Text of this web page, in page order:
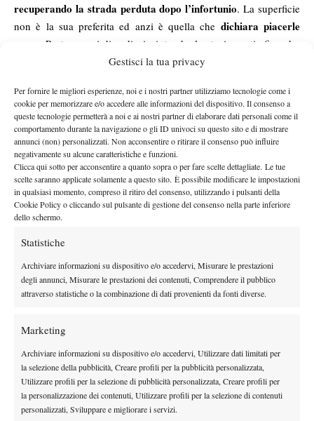
Gestisci la tua privacy
Per fornire le migliori esperienze, noi e i nostri partner utilizziamo tecnologie come i
cookie per memorizzare e/o accedere alle informazioni del dispositivo. Il consenso a
queste tecnologie permetterà a noi e ai nostri partner di elaborare dati personali come il
comportamento durante la navigazione o gli ID univoci su questo sito e di mostrare
annunci (non) personalizzati. Non acconsentire o ritirare il consenso può influire
negativamente su alcune caratteristiche e funzioni.
Clicca qui sotto per acconsentire a quanto sopra o per fare scelte dettagliate. Le tue
scelte saranno applicate solamente a questo sito. È possibile modificare le impostazioni
in qualsiasi momento, compreso il ritiro del consenso, utilizzando i pulsanti della
Cookie Policy o cliccando sul pulsante di gestione del consenso nella parte inferiore
dello schermo.
Statistiche
Archiviare informazioni su dispositivo e/o accedervi, Misurare le prestazioni
degli annunci, Misurare le prestazioni dei contenuti, Comprendere il pubblico
attraverso statistiche o la combinazione di dati provenienti da fonti diverse.
Marketing
Archiviare informazioni su dispositivo e/o accedervi, Utilizzare dati limitati per
la selezione della pubblicità, Creare profili per la pubblicità personalizzata,
Utilizzare profili per la selezione di pubblicità personalizzata, Creare profili per
la personalizzazione dei contenuti, Utilizzare profili per la selezione di contenuti
personalizzati, Sviluppare e migliorare i servizi.
recuperando la strada perduta dopo l’infortunio. La superficie
non è la sua preferita ed anzi è quella che dichiara piacerle
. Purtroppo si dice dispiaciuta che la stagione stia finendo,
poiché sta trovando buoni risultati in un momento di forma
ripren
de la
parol
a e
nel
fratte
mpo
sono
in
Kirsten Flipkens e Denisa Allertova. Non ce ne vogliano, ma
riusciti a seguirle come avremmo voluto
ottima forma e che il suo gioco migliora partita dopo partita.
L’avversaria di oggi era ben diversa da quella di ieri, la
Wozniacki,ma la stanchezza accumulata ieri contro la
Strycova è stata decisiva oggi contro la Flipkens